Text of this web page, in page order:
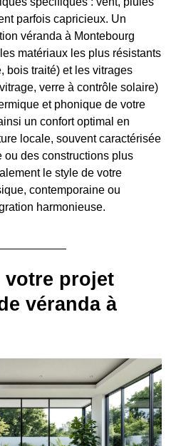
parfois capricieux. Un
véranda à Montebourg
matériaux les plus résistants
bois traité) et les vitrages
verre à contrôle solaire)
et phonique de votre
un confort optimal en
locale, souvent caractérisée
ou des constructions plus
le style de votre
contemporaine ou
harmonieuse.
votre projet
véranda à